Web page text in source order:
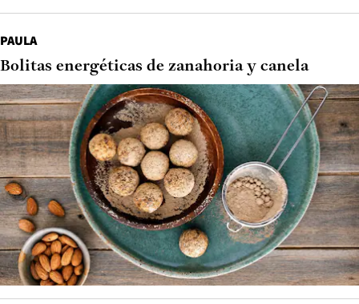
PAULA
Bolitas energéticas de zanahoria y canela